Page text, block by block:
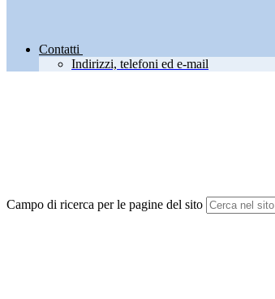
Contatti
Indirizzi, telefoni ed e-mail
Campo di ricerca per le pagine del sito